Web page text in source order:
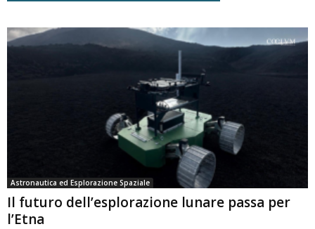
Astronautica ed Esplorazione Spaziale
Il futuro dell’esplorazione lunare passa per
l’Etna